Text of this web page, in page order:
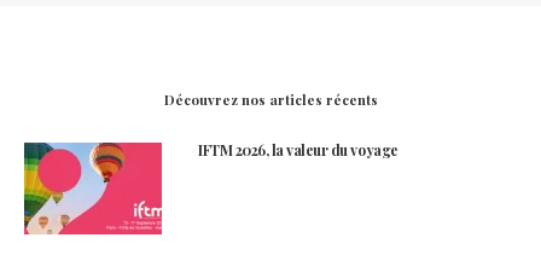
Découvrez nos articles récents
IFTM 2026, la valeur du voyage